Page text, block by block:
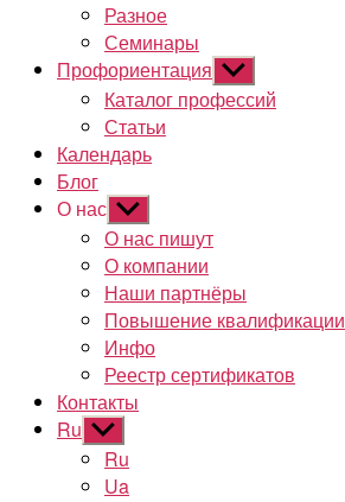
Разное
Семинары
Профориентация Показывать
подменю
Каталог профессий
Статьи
Календарь
Блог
О нас Показывать
подменю
О нас пишут
О компании
Наши партнёры
Повышение квалификации
Инфо
Реестр сертификатов
Контакты
Ru Показывать
подменю
Ru
Ua